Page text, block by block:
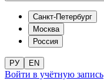
Санкт-Петербург
Москва
Россия
РУ EN
Войти в учётную запись